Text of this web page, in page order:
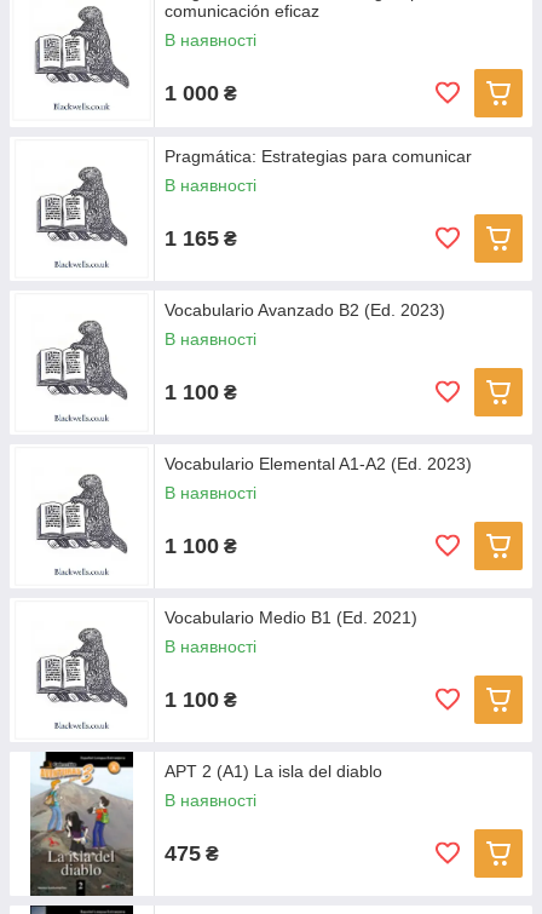
comunicación eficaz
В наявності
1 000 ₴
Pragmática: Estrategias para comunicar
В наявності
1 165 ₴
Vocabulario Avanzado B2 (Ed. 2023)
В наявності
1 100 ₴
Vocabulario Elemental A1-A2 (Ed. 2023)
В наявності
1 100 ₴
Vocabulario Medio B1 (Ed. 2021)
В наявності
1 100 ₴
APT 2 (A1) La isla del diablo
В наявності
475 ₴